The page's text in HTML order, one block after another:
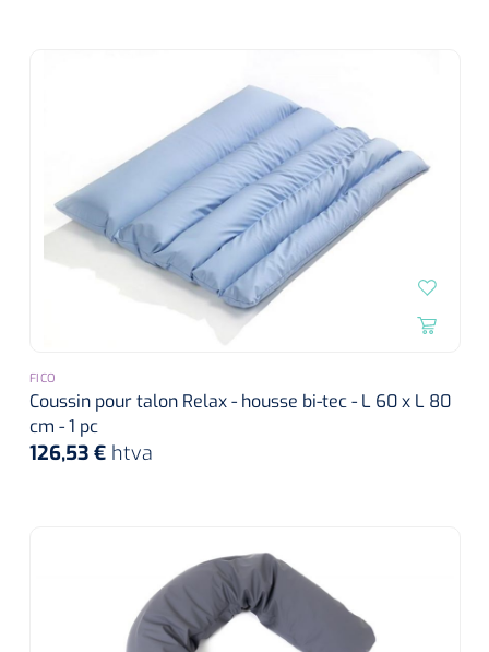
FICO
Coussin pour talon Relax - housse bi-tec - L 60 x L 80
cm - 1 pc
126,53 € htva